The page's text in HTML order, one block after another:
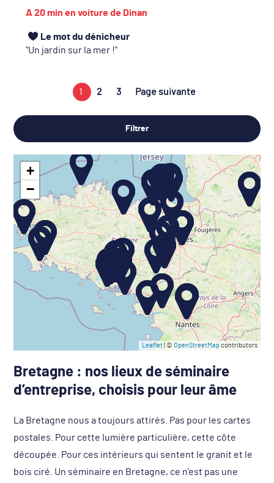
A 20 min en voiture de Dinan
Le mot du dénicheur
Un jardin sur la mer !
1 2 3 Page suivante
Filtrer
+
−
Leaflet| ©OpenStreetMapcontributors
Bretagne : nos lieux de séminaire
d’entreprise, choisis pour leur âme
La Bretagne nous a toujours attirés. Pas pour les cartes
postales. Pour cette lumière particulière, cette côte
découpée. Pour ces intérieurs qui sentent le granit et le
bois ciré. Un séminaire en Bretagne, ce n’est pas une